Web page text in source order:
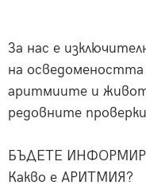
За нас е
на
аритмиите и
редовните
БЪДЕТЕ
Какво е АРИТМИЯ?